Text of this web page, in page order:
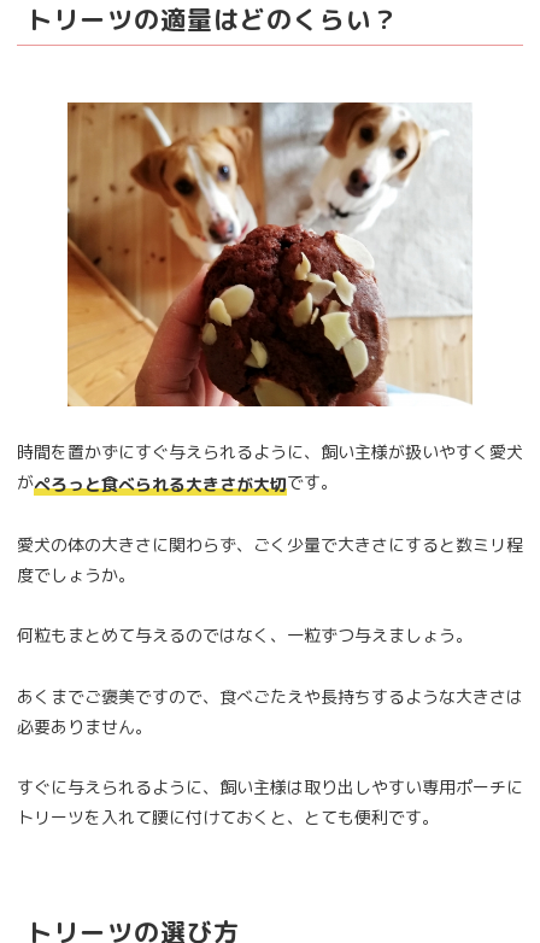
トリーツの適量はどのくらい？
時間を置かずにすぐ与えられるように、飼い主様が扱いやすく愛犬
がぺろっと食べられる大きさが大切です。
愛犬の体の大きさに関わらず、ごく少量で大きさにすると数ミリ程
度でしょうか。
何粒もまとめて与えるのではなく、一粒ずつ与えましょう。
あくまでご褒美ですので、食べごたえや長持ちするような大きさは
必要ありません。
すぐに与えられるように、飼い主様は取り出しやすい専用ポーチに
トリーツを入れて腰に付けておくと、とても便利です。
トリーツの選び方